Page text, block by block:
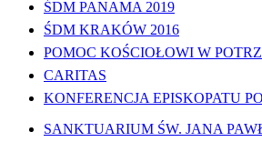
ŚDM PANAMA 2019
ŚDM KRAKÓW 2016
POMOC KOŚCIOŁOWI W
CARITAS
KONFERENCJA EPISKOPATU
SANKTUARIUM ŚW. JANA